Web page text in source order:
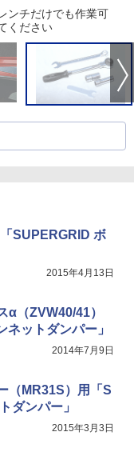
ンチだけでも作業可
ください
SUPERGRID ボ
2015年4月13日
α（ZVW40/41）
ットダンパー」
2014年7月9日
（MR31S）用「S
ダンパー」
2015年3月3日